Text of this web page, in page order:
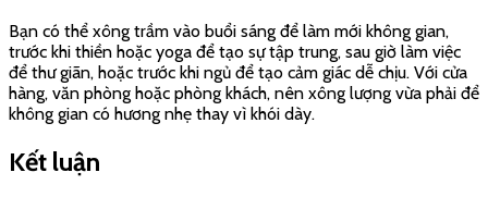
Bạn có thể xông trầm vào buổi sáng để làm mới không gian,
trước khi thiền hoặc yoga để tạo sự tập trung, sau giờ làm việc
để thư giãn, hoặc trước khi ngủ để tạo cảm giác dễ chịu. Với cửa
hàng, văn phòng hoặc phòng khách, nên xông lượng vừa phải để
không gian có hương nhẹ thay vì khói dày.
Kết luận